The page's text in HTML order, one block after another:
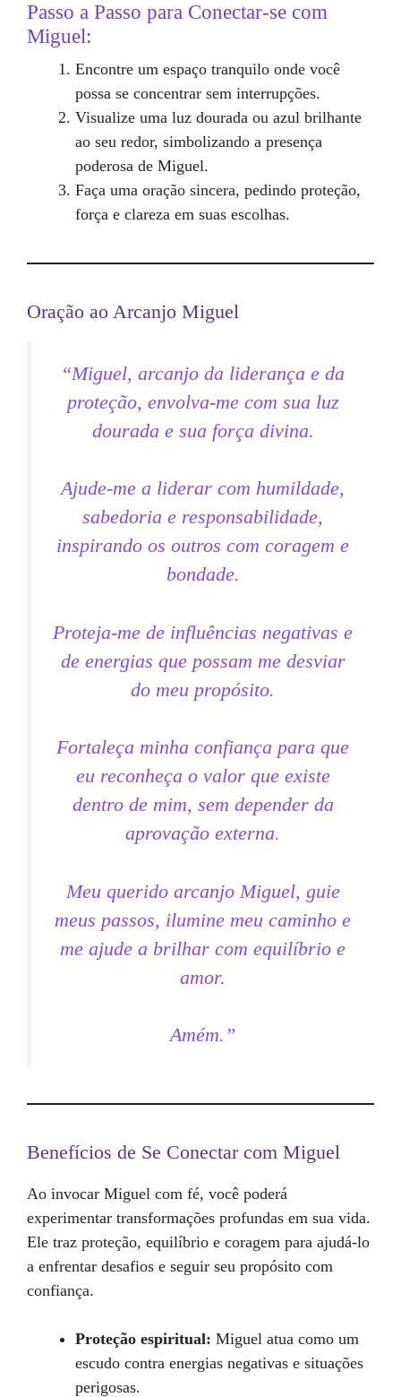
Passo a Passo para Conectar-se com
Miguel:
Encontre um espaço tranquilo onde você
possa se concentrar sem interrupções.
Visualize uma luz dourada ou azul brilhante
ao seu redor, simbolizando a presença
poderosa de Miguel.
Faça uma oração sincera, pedindo proteção,
força e clareza em suas escolhas.
Oração ao Arcanjo Miguel
“Miguel, arcanjo da liderança e da
proteção, envolva-me com sua luz
dourada e sua força divina.
Ajude-me a liderar com humildade,
sabedoria e responsabilidade,
inspirando os outros com coragem e
bondade.
Proteja-me de influências negativas e
de energias que possam me desviar
do meu propósito.
Fortaleça minha confiança para que
eu reconheça o valor que existe
dentro de mim, sem depender da
aprovação externa.
Meu querido arcanjo Miguel, guie
meus passos, ilumine meu caminho e
me ajude a brilhar com equilíbrio e
amor.
Amém.”
Benefícios de Se Conectar com Miguel
Ao invocar Miguel com fé, você poderá
experimentar transformações profundas em sua vida.
Ele traz proteção, equilíbrio e coragem para ajudá-lo
a enfrentar desafios e seguir seu propósito com
confiança.
Proteção espiritual: Miguel atua como um
escudo contra energias negativas e situações
perigosas.